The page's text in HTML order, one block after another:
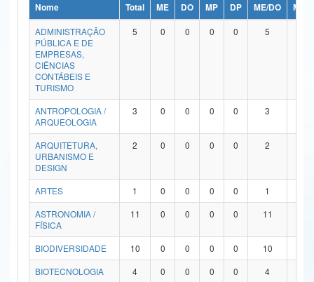
Ministério da Ciência, Tecnologia, Inovações e Comunicações
Ministério do Meio Ambiente
Ministério do Turismo
Ministério do Desenvolvimento Regional
Controladoria-Geral da União
Ministério da Mulher, da Família e dos Direitos Humanos
Secretaria de Governo
Advocacia-Geral da União
Nome Total ME DO MP DP ME/DO
MP/
ADMINISTRAÇÃO
PÚBLICA E DE
EMPRESAS,
CIÊNCIAS
CONTÁBEIS E
TURISMO
5 0 0 0 0 5
ANTROPOLOGIA /
ARQUEOLOGIA
3 0 0 0 0 3
ARQUITETURA,
URBANISMO E
DESIGN
2 0 0 0 0 2
ARTES 1 0 0 0 0 1
ASTRONOMIA /
FÍSICA
11 0 0 0 0 11
BIODIVERSIDADE 10 0 0 0 0 10
BIOTECNOLOGIA
4 0 0 0 0 4